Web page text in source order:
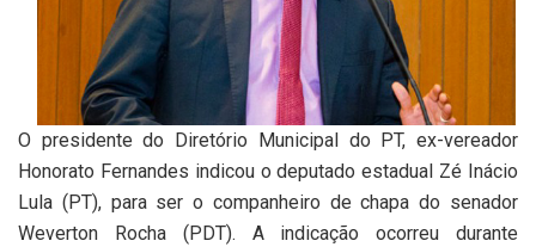
O presidente do Diretório Municipal do PT, ex-vereador
Honorato Fernandes indicou o deputado estadual Zé Inácio
Lula (PT), para ser o companheiro de chapa do senador
Weverton Rocha (PDT). A indicação ocorreu durante